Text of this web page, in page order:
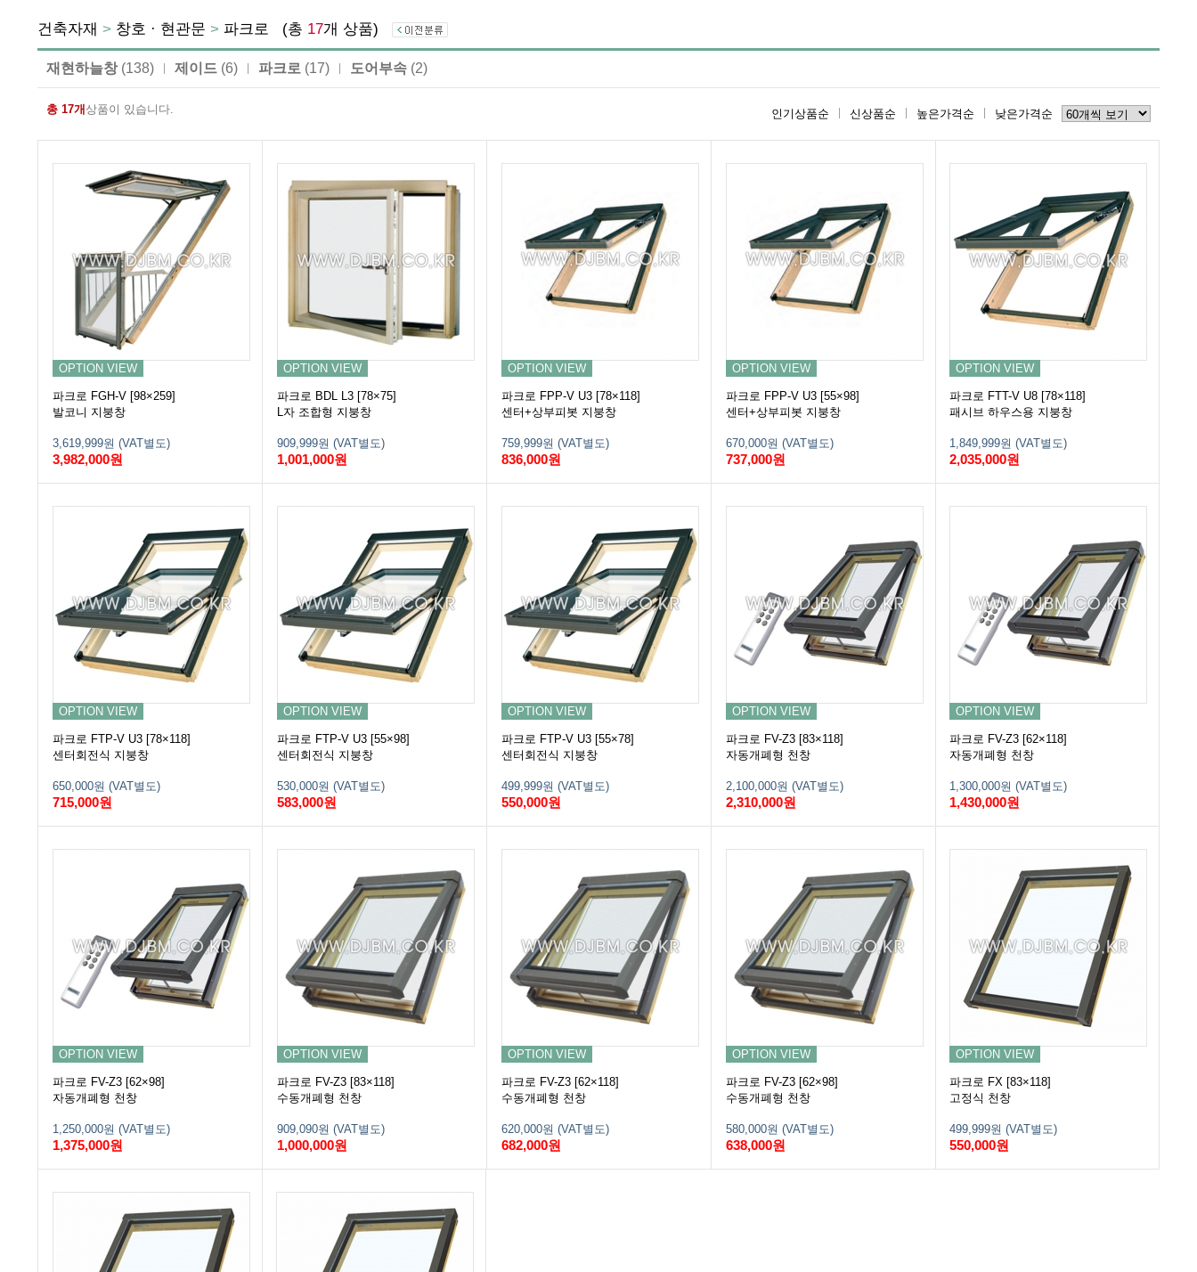
건축자재 > 창호 · 현관문 > 파크로 (총 17개 상품)
재현하늘창 (138) 제이드 (6) 파크로 (17) 도어부속 (2)
총 17개 상품이 있습니다. 인기상품순 신상품순 높은가격순 낮은가격순
OPTION VIEW
파크로 FGH-V [98×259]
발코니 지붕창
3,619,999원 (VAT별도)
3,982,000원
OPTION VIEW
파크로 BDL L3 [78×75]
L자 조합형 지붕창
909,999원 (VAT별도)
1,001,000원
OPTION VIEW
파크로 FPP-V U3 [78×118]
센터+상부피봇 지붕창
759,999원 (VAT별도)
836,000원
OPTION VIEW
파크로 FPP-V U3 [55×98]
센터+상부피봇 지붕창
670,000원 (VAT별도)
737,000원
OPTION VIEW
파크로 FTT-V U8 [78×118]
패시브 하우스용 지붕창
1,849,999원 (VAT별도)
2,035,000원
OPTION VIEW
파크로 FTP-V U3 [78×118]
센터회전식 지붕창
650,000원 (VAT별도)
715,000원
OPTION VIEW
파크로 FTP-V U3 [55×98]
센터회전식 지붕창
530,000원 (VAT별도)
583,000원
OPTION VIEW
파크로 FTP-V U3 [55×78]
센터회전식 지붕창
499,999원 (VAT별도)
550,000원
OPTION VIEW
파크로 FV-Z3 [83×118]
자동개폐형 천창
2,100,000원 (VAT별도)
2,310,000원
OPTION VIEW
파크로 FV-Z3 [62×118]
자동개폐형 천창
1,300,000원 (VAT별도)
1,430,000원
OPTION VIEW
파크로 FV-Z3 [62×98]
자동개폐형 천창
1,250,000원 (VAT별도)
1,375,000원
OPTION VIEW
파크로 FV-Z3 [83×118]
수동개폐형 천창
909,090원 (VAT별도)
1,000,000원
OPTION VIEW
파크로 FV-Z3 [62×118]
수동개폐형 천창
620,000원 (VAT별도)
682,000원
OPTION VIEW
파크로 FV-Z3 [62×98]
수동개폐형 천창
580,000원 (VAT별도)
638,000원
OPTION VIEW
파크로 FX [83×118]
고정식 천창
499,999원 (VAT별도)
550,000원